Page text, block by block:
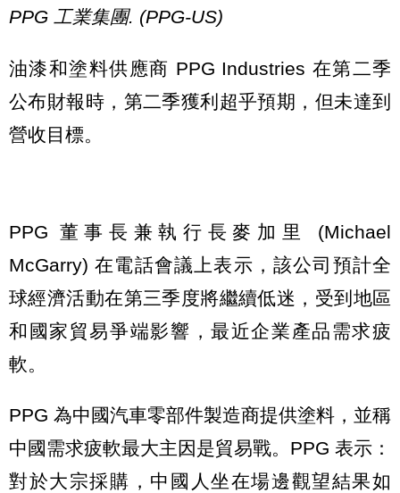
PPG 工業集團. (PPG-US)
油漆和塗料供應商 PPG Industries 在第二季
公布財報時，第二季獲利超乎預期，但未達到
營收目標。
PPG 董事長兼執行長麥加里 (Michael
McGarry) 在電話會議上表示，該公司預計全
球經濟活動在第三季度將繼續低迷，受到地區
和國家貿易爭端影響，最近企業產品需求疲
軟。
PPG 為中國汽車零部件製造商提供塗料，並稱
中國需求疲軟最大主因是貿易戰。PPG 表示：
對於大宗採購，中國人坐在場邊觀望結果如